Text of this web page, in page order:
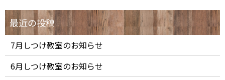
7月しつけ教室のお知らせ
6月しつけ教室のお知らせ